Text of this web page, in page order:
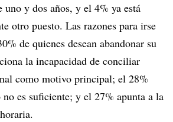
uno y dos años, y el 4% ya está
otro puesto. Las razones para irse
de quienes desean abandonar su
la incapacidad de conciliar
como motivo principal; el 28%
no es suficiente; y el 27% apunta a la